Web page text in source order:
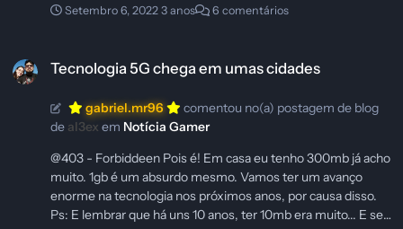
Setembro 6, 2022 3 anos 6 comentários
Tecnologia 5G chega em umas cidades
gabriel.mr96
comentou no(a) postagem de blog
de al3ex em Notícia Gamer
@403 - Forbiddeen Pois é! Em casa eu tenho 300mb já acho
muito. 1gb é um absurdo mesmo. Vamos ter um avanço
enorme na tecnologia nos próximos anos, por causa disso.
Ps: E lembrar que há uns 10 anos, ter 10mb era muito... E se